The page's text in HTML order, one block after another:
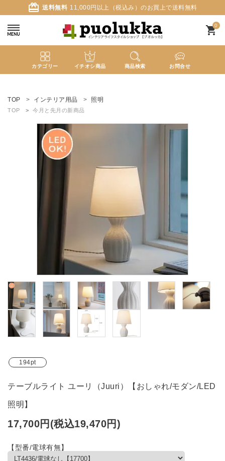
card_giftcard 送料無料 11,000円以上（税込み）のお買上で送料無料
0
shopping_cart
カテゴリー イチオシ商品 商品検索 お問合せ
ようこそ ゲスト 様
ログイン person 新規会員登録
TOP インテリア用品 照明
TOP 今月と先月の新商品
194pt
テーブルライト ユーリ（Juuri）【おしゃれ/モダン/LED
照明】
17,700円(税込19,470円)
【型番/電球有無】